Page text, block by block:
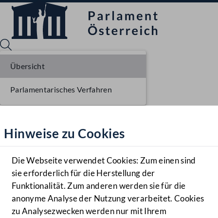
Hilfe
Benutzer
Navigationsmenü öffnen
MENÜ
Hinweise zu Cookies
Die Webseite verwendet Cookies: Zum einen sind
sie erforderlich für die Herstellung der
Funktionalität. Zum anderen werden sie für die
anonyme Analyse der Nutzung verarbeitet. Cookies
zu Analysezwecken werden nur mit Ihrem
Übersicht
Parlamentarisches Verfahren